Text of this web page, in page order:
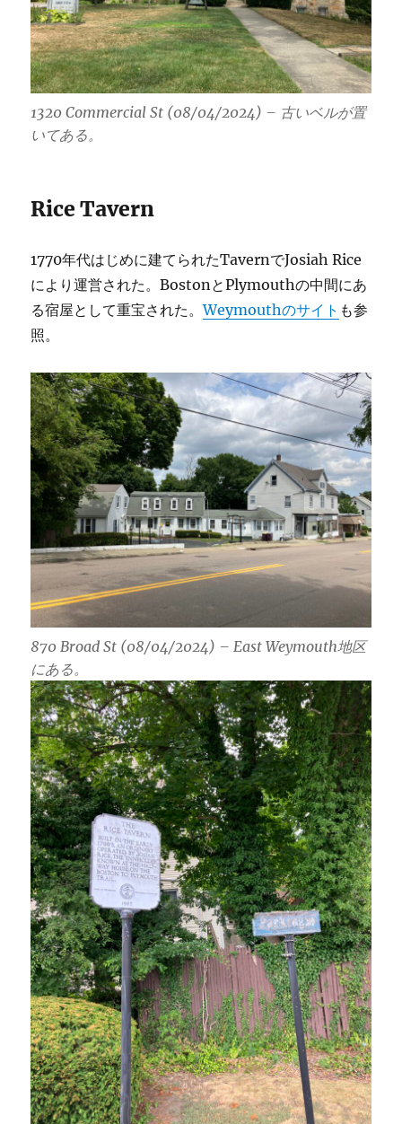
1320 Commercial St (08/04/2024) – 古いベルが置
いてある。
Rice Tavern
1770年代はじめに建てられたTavernでJosiah Rice
により運営された。BostonとPlymouthの中間にあ
る宿屋として重宝された。Weymouthのサイト も参
照。
870 Broad St (08/04/2024) – East Weymouth地区
にある。